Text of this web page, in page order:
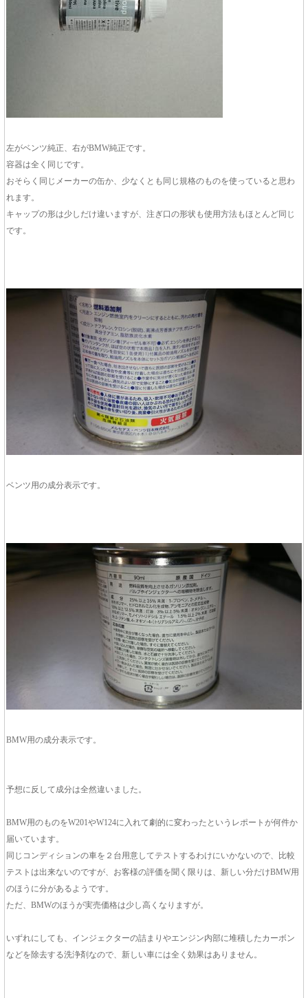
左がベンツ純正、右がBMW純正です。
容器は全く同じです。
おそらく同じメーカーの缶か、少なくとも同じ規格のものを使っていると思わ
れます。
キャップの形は少しだけ違いますが、注ぎ口の形状も使用方法もほとんど同じ
です。
ベンツ用の成分表示です。
BMW用の成分表示です。
予想に反して成分は全然違いました。
BMW用のものをW201やW124に入れて劇的に変わったというレポートが何件か
届いています。
同じコンディションの車を２台用意してテストするわけにいかないので、比較
テストは出来ないのですが、お客様の評価を聞く限りは、新しい分だけBMW用
のほうに分があるようです。
ただ、BMWのほうが実売価格は少し高くなりますが。
いずれにしても、インジェクターの詰まりやエンジン内部に堆積したカーボン
などを除去する洗浄剤なので、新しい車には全く効果はありません。